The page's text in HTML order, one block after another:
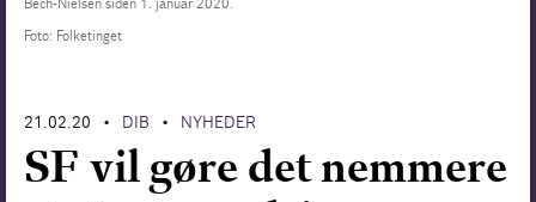
Forskning
Foto: Folketinget
21.02.20 • DIB • NYHEDER
SF vil gøre det nemmere